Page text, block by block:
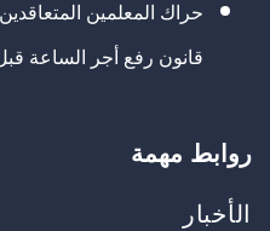
حراك المعلمين
قانون رفع أجر الساعة
روابط مهمة
الأخبار